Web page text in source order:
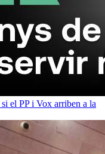
el PP i Vox arriben a la